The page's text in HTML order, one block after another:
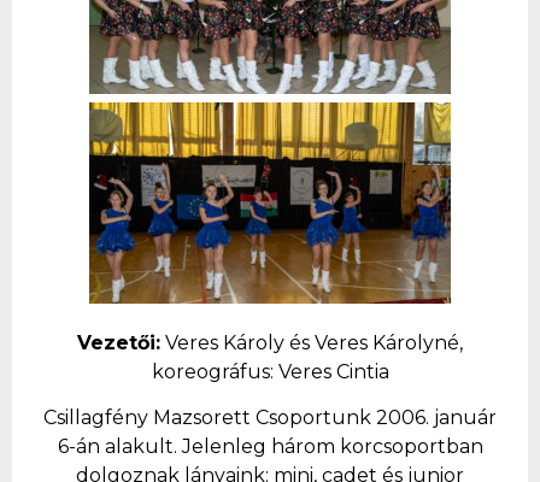
Vezetői: Veres Károly és Veres Károlyné,
koreográfus: Veres Cintia
Csillagfény Mazsorett Csoportunk 2006. január
6-án alakult. Jelenleg három korcsoportban
dolgoznak lányaink: mini, cadet és junior